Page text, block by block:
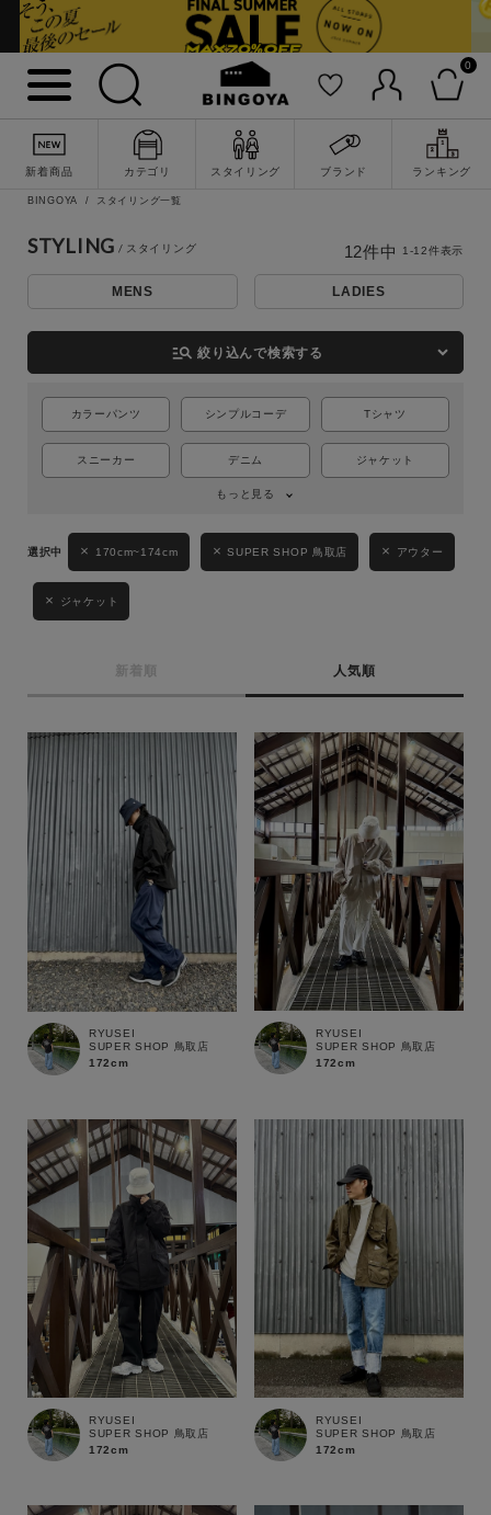
0
新着商品 カテゴリ スタイリング ブランド ランキング
キーワード
性別
カテゴリ
サイズ
ブランド
BINGOYA スタイリング一覧
STYLING
MENS LADIES
manage_search 絞り込んで検索する
カラーパンツ シンプルコーデ Tシャツ
スニーカー デニム ジャケット
もっと見る
170cm~174cm SUPER SHOP 鳥取店 アウター
ジャケット
新着順 人気順
12件中 1-12件表示
RYUSEI
SUPER SHOP 鳥取店
172cm
RYUSEI
SUPER SHOP 鳥取店
172cm
RYUSEI
SUPER SHOP 鳥取店
172cm
RYUSEI
SUPER SHOP 鳥取店
172cm